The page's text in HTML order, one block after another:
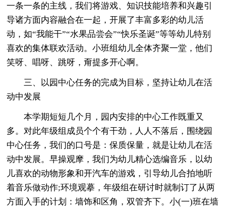
一条一条的主线，我们将游戏、知识技能培养和兴趣引
导诸方面内容融合在一起，开展了丰富多彩的幼儿活
动，如“我能干”“水果品尝会”“快乐圣诞”等等幼儿特别
喜欢的集体联欢活动。小班组幼儿全体齐聚一堂，他们
笑呀、唱呀、跳呀，甭提多开心啊。
三、以园中心任务的完成为目标，坚持让幼儿在活
动中发展
本学期短短几个月，园内安排的中心工作既重又
多。对此年级组成员个个有干劲，人人不落后，围绕园
中心任务，我们的口号是：保质保量，就是让幼儿在活
动中发展。早操观摩，我们为幼儿精心选编音乐，以幼
儿喜欢的动物形象和开汽车的游戏，引导幼儿合拍地听
着音乐做动作;环境观摹，年级组在研讨时就制订了从两
方面入手的计划：墙饰和区角，双管齐下。小(一)班在墙